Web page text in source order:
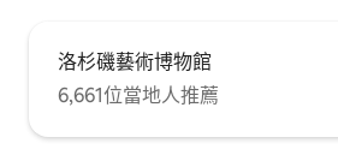
洛杉磯藝術博物館
6,661位當地人推薦